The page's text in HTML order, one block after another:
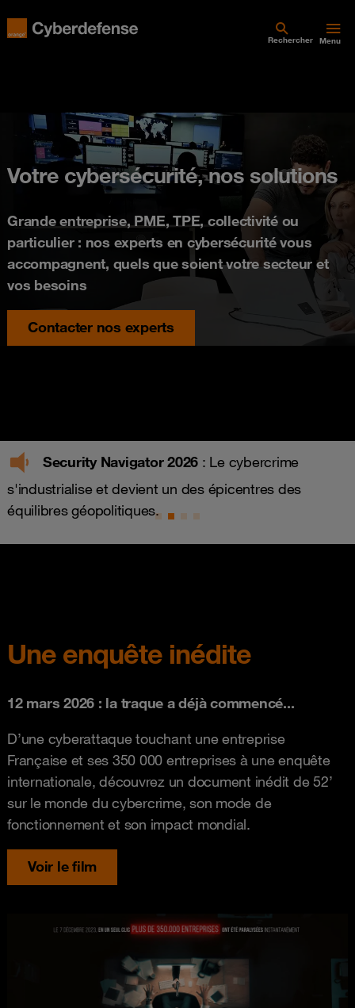
Rechercher Menu
Votre cybersécurité, nos solutions
Grande entreprise, PME, TPE, collectivité ou
particulier : nos experts en cybersécurité vous
accompagnent, quels que soient votre secteur et
vos besoins
Contacter nos experts
Security Navigator 2026 : Le cybercrime
s'industrialise et devient un des épicentres des
équilibres géopolitiques.
Une enquête inédite
12 mars 2026 : la traque a déjà commencé...
D’une cyberattaque touchant une entreprise
Française et ses 350 000 entreprises à une enquête
internationale, découvrez un document inédit de 52’
sur le monde du cybercrime, son mode de
fonctionnement et son impact mondial.
Voir le film